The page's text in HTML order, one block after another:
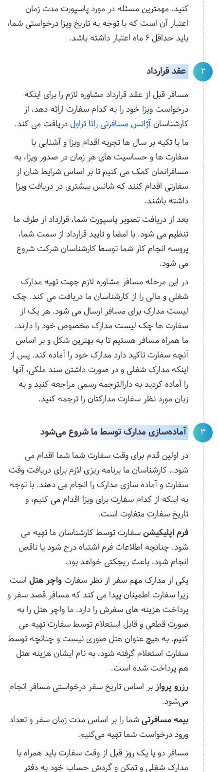
کنید. مهمترین مسئله در مورد پاسپورت مدت زمان
اعتبار آن است که با توجه به تاریخ ویزا درخواستی شما،
باید حداقل 6 ماه اعتبار داشته باشد.
2 عقد قرارداد
مسافر قبل از عقد قرارداد مشاوره لازم را برای اینکه
درخواست ویزا خود را به کدام سفارت ارائه دهد، از
کارشناسانآژانس مسافرتی راتا تراول دریافت می کند.
ما با تکیه بر سال ها تجربه اقدام ویزا و آشنایی با
سفارت ها و حساسیت های هر زمان در صدور ویزا، به
مسافرانمان کمک می کنیم تا بر اساس شرایط شان از
سفارتی اقدام کنند که شانس بیشتری در دریافت ویزا
داشته باشند.
بعد از دریافت تصویر پاسپورت شما، قرارداد از طرف ما
تنظیم می شود. با امضا و تایید قرارداد از سمت شما،
پروسه انجام کار شما توسط کارشناسان شرکت شروع
می شود.
در این مرحله مسافر مشاوره لازم جهت تهیه مدارک
شغلی و مالی را از کارشناسان ما دریافت می کند. چک
لیست مدارک برای مسافر ارسال می شود. هر یک از
سفارت ها چک لیست مدارک مخصوص خود را دارند.
ما همراه مسافر هستیم تا به بهترین شکل و بر اساس
آنچه سفارت تاکید دارد مدارک خود را آماده کند. پس از
اینکه مدارک شغلی و در صورت داشتن سند ملکی، آنها
را آماده کردید به دارالترجمه رسمی مراجعه کنید و به
زبان مورد نظر سفارت مدارکتان را ترجمه کنید.
3 آماده‌سازی مدارک توسط ما شروع می‌شود
در اولین قدم برای وقت سفارت شما شما اقدام می
شود.. کارشناسان ما برنامه ریزی لازم برای دریافت وقت
سفارت و آماده سازی مدارک را انجام می دهند. با توجه
به اینکه از کدام سفارت برای ویزا اقدام می کنیم، و
تاریخ سفارت متفاوت است.
فرم اپلیکیشنسفارت توسط کارشناسان ما تهیه می
شود. چنانچه اطلاعات فرم اشتباه درج شود یا ناقص
انجام شود، باعث ریجکتی خواهد بود.
یکی از مدارک مهم سفر از نظر سفارتواچر هتل است
زیرا سفارت اطمینان پیدا می کند که مسافر قصد سفر و
پرداخت هزینه های سفرش را دارد. ما واچر هتل را به
صورت قطعی و قابل استعلام توسط سفارت تهیه می
کنیم. به هیچ عنوان هتل صوری نیست و چنانچه توسط
سفارت استعلام گرفته شود، به نام ایشان هزینه هتل
هم پرداخت شده است.
رزرو پروازبر اساس تاریخ سفر درخواستی مسافر انجام
می‌شود.
بیمه مسافرتیشما را بر اساس مدت زمان سفر و تعداد
ورود درخواست شما تهیه می‌کنیم.
مسافر دو یا یک روز قبل از وقت سفارت باید همراه با
مدارک شغلی و تمکن و گردش حساب خود به دفتر